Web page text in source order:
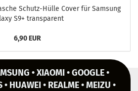
Schutz-​Hülle Cover für Sam­sung
S9+ trans­pa­rent
6,90 EUR
• XIAOMI • GOOGLE •
• HUAWEI • REALME • MEIZU •